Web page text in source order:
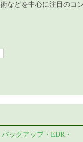
などを中心に注目のコ
ックアップ・EDR・